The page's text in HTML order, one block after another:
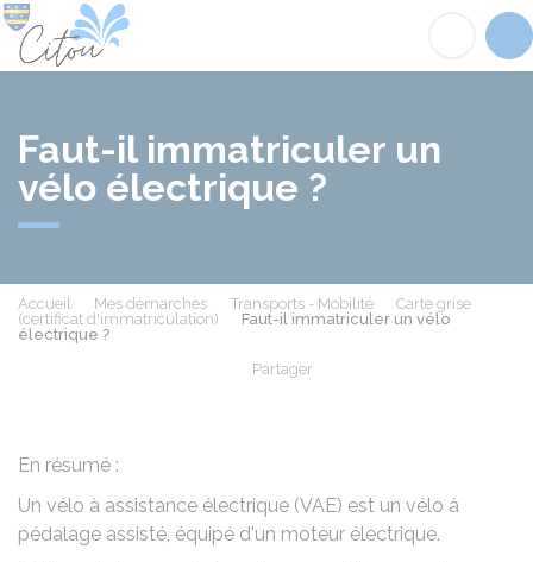
Faut-il immatriculer un
vélo électrique ?
Accueil Mes démarches Transports - Mobilité
Carte grise
(certificat d'immatriculation)
Faut-il immatriculer un vélo
électrique ?
Partager
En résumé :
Un vélo à assistance électrique (VAE) est un vélo à
pédalage assisté, équipé d'un moteur électrique.